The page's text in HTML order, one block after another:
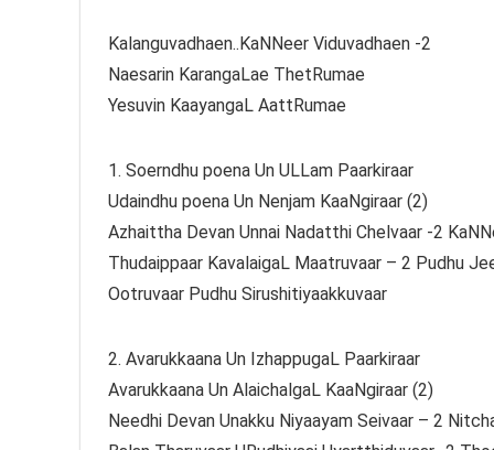
Kalanguvadhaen..KaNNeer Viduvadhaen -2
Naesarin KarangaLae ThetRumae
Yesuvin KaayangaL AattRumae
1. Soerndhu poena Un ULLam Paarkiraar
Udaindhu poena Un Nenjam KaaNgiraar (2)
Azhaittha Devan Unnai Nadatthi Chelvaar -2
Thudaippaar KavalaigaL Maatruvaar – 2 Pudhu
Ootruvaar Pudhu Sirushitiyaakkuvaar
2. Avarukkaana Un IzhappugaL Paarkiraar
Avarukkaana Un AlaichalgaL KaaNgiraar (2)
Needhi Devan Unakku Niyaayam Seivaar – 2